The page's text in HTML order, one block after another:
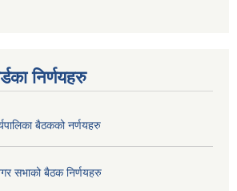
निर्णयहरु
बैठकको नर्णयहरु
सभाको बैठक निर्णयहरु